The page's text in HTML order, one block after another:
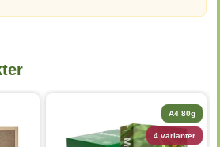
A4 80g
4 varianter